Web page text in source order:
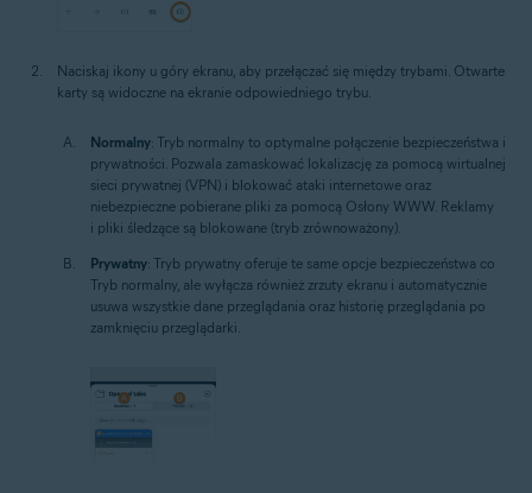
Naciskaj ikony u góry ekranu, aby przełączać się między trybami. Otwarte
karty są widoczne na ekranie odpowiedniego trybu.
Normalny: Tryb normalny to optymalne połączenie bezpieczeństwa i
prywatności. Pozwala zamaskować lokalizację za pomocą wirtualnej
sieci prywatnej (VPN) i blokować ataki internetowe oraz
niebezpieczne pobierane pliki za pomocą Osłony WWW. Reklamy
i pliki śledzące są blokowane (tryb zrównoważony).
Prywatny: Tryb prywatny oferuje te same opcje bezpieczeństwa co
Tryb normalny, ale wyłącza również zrzuty ekranu i automatycznie
usuwa wszystkie dane przeglądania oraz historię przeglądania po
zamknięciu przeglądarki.